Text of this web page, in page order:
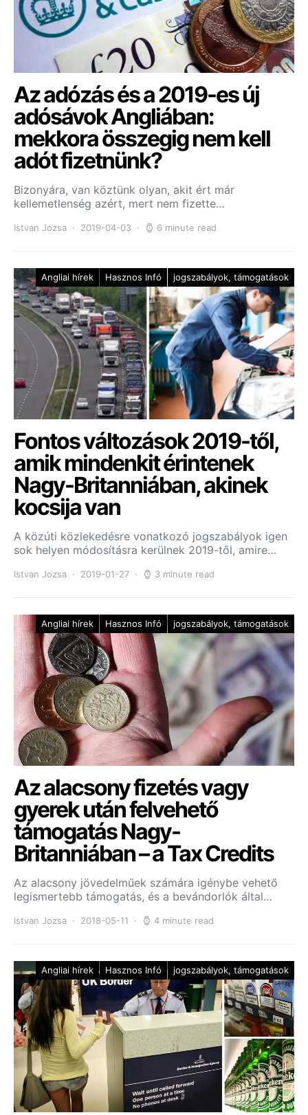
Az adózás és a 2019-es új
adósávok Angliában:
mekkora összegig nem kell
adót fizetnünk?
Bizonyára, van köztünk olyan, akit ért már
kellemetlenség azért, mert nem fizette…
Istvan Jozsa 2019-04-03 6 minute read
Angliai hírek Hasznos Infó jogszabályok, támogatások
Fontos változások 2019-től,
amik mindenkit érintenek
Nagy-Britanniában, akinek
kocsija van
A közúti közlekedésre vonatkozó jogszabályok igen
sok helyen módosításra kerülnek 2019-től, amire…
Istvan Jozsa 2019-01-27 3 minute read
Angliai hírek Hasznos Infó jogszabályok, támogatások
Az alacsony fizetés vagy
gyerek után felvehető
támogatás Nagy-
Britanniában – a Tax Credits
Az alacsony jövedelműek számára igénybe vehető
legismertebb támogatás, és a bevándorlók által…
Istvan Jozsa 2018-05-11 4 minute read
Angliai hírek Hasznos Infó jogszabályok, támogatások